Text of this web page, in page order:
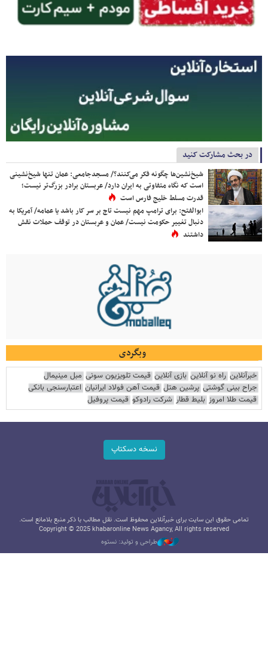
در بحث مشارکت کنید
شیخ‌نشین‌ها چگونه فکر می‌کنند؟/ مسجدجامعی: عمان تنها شیخ‌نشینی
است که نگاه متفاوتی به ایران دارد/ عربستان برادر بزرگ‌تر نیست؛
قدرت مسلط خلیج فارس است
ابوالفتح: برای ترامپ مهم نیست تاج بر سر کار باشد یا عمامه/ آمریکا به
دنبال تغییر حکومت نیست/ عمان و عربستان در توقف حملات نقش
داشتند
وبگردی
خبرآنلاین راه نو آنلاین بازی آنلاین قیمت تلویزیون سونی مبل مینیمال
جراح بینی گوشتی پرشین هتل قیمت آهن فولاد ایرانیان اعتبارسنجی بانکی
قیمت طلا امروز بلیط قطار شرکت رادوکو قیمت پروفیل
نسخه دسکتاپ
تمامی حقوق این سایت برای خبرآنلاین محفوظ است. نقل مطالب با ذکر منبع بلامانع است.
Copyright © 2025 khabaronline News Agancy, All rights reserved
طراحی و تولید: نستوه